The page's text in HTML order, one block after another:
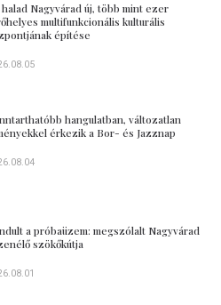
halad Nagyvárad új, több mint ezer
multifunkcionális kulturális
építése
hangulatban, változatlan
érkezik a Bor- és Jazznap
a próbaüzem: megszólalt Nagyvárad
szökőkútja